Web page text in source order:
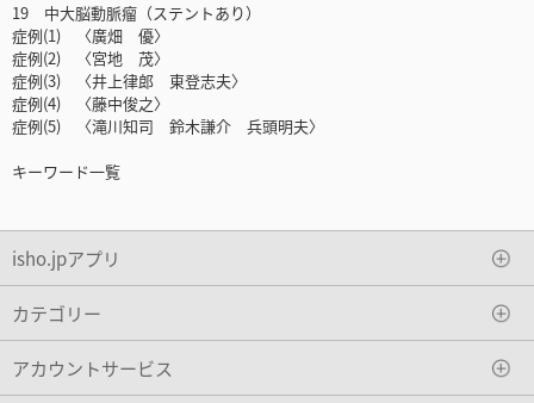
19 中大脳動脈瘤（ステントあり）
症例(1) 〈廣畑 優〉
症例(2) 〈宮地 茂〉
症例(3) 〈井上律郎 東登志夫〉
症例(4) 〈藤中俊之〉
症例(5) 〈滝川知司 鈴木謙介 兵頭明夫〉
キーワード一覧
isho.jpアプリ
カテゴリー
アカウントサービス